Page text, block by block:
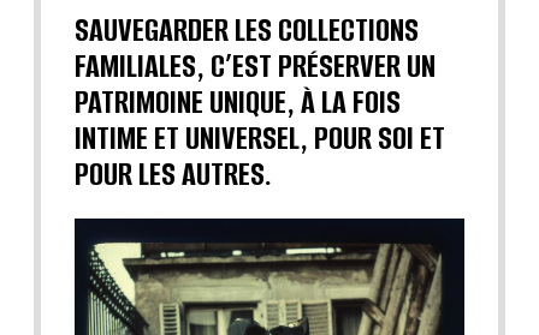
SAUVEGARDER LES COLLECTIONS
FAMILIALES, C’EST PRÉSERVER UN
PATRIMOINE UNIQUE, À LA FOIS
INTIME ET UNIVERSEL, POUR SOI ET
POUR LES AUTRES.